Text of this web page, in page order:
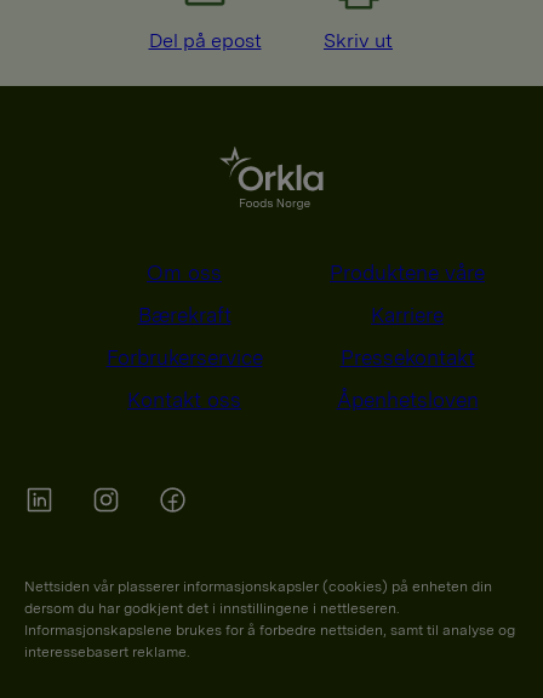
Del på epost Skriv ut
Om oss
Produktene våre
Bærekraft
Karriere
Forbrukerservice
Pressekontakt
Kontakt oss
Åpenhetsloven
Nettsiden vår plasserer informasjonskapsler (cookies) på enheten din
dersom du har godkjent det i innstillingene i nettleseren.
Informasjonskapslene brukes for å forbedre nettsiden, samt til analyse og
interessebasert reklame.